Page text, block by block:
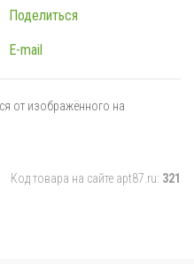
Поделиться
E-mail
от изображённого на
Код товара на сайте apt87.ru: 321